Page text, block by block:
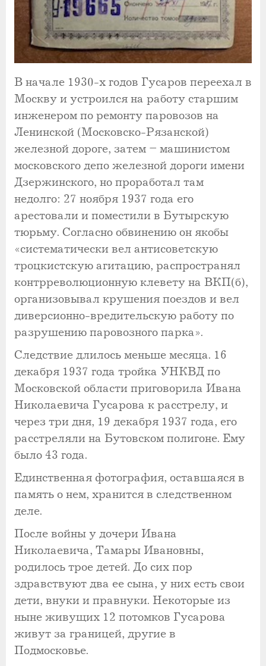
В начале 1930-х годов Гусаров переехал в
Москву и устроился на работу старшим
инженером по ремонту паровозов на
Ленинской (Московско-Рязанской)
железной дороге, затем – машинистом
московского депо железной дороги имени
Дзержинского, но проработал там
недолго: 27 ноября 1937 года его
арестовали и поместили в Бутырскую
тюрьму. Согласно обвинению он якобы
«систематически вел антисоветскую
троцкистскую агитацию, распространял
контрреволюционную клевету на ВКП(б),
организовывал крушения поездов и вел
диверсионно-вредительскую работу по
разрушению паровозного парка».
Следствие длилось меньше месяца. 16
декабря 1937 года тройка УНКВД по
Московской области приговорила Ивана
Николаевича Гусарова к расстрелу, и
через три дня, 19 декабря 1937 года, его
расстреляли на Бутовском полигоне. Ему
было 43 года.
Единственная фотография, оставшаяся в
память о нем, хранится в следственном
деле.
После войны у дочери Ивана
Николаевича, Тамары Ивановны,
родилось трое детей. До сих пор
здравствуют два ее сына, у них есть свои
дети, внуки и правнуки. Некоторые из
ныне живущих 12 потомков Гусарова
живут за границей, другие в
Подмосковье.